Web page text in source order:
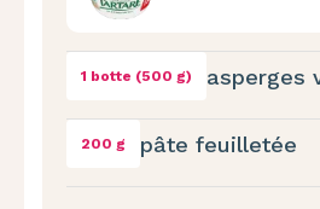
1 botte (500 g) asperges
200 g pâte feuilletée